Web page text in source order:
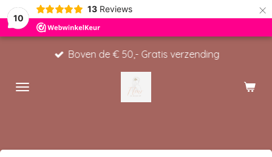
10
13 Reviews ×
Boven de € 50,- Gratis verzending